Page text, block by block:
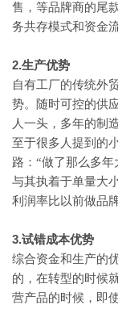
售，等品牌商的尾
务共存模式和资金
2.生产优势
自有工厂的传统外
势。随时可控的供
人一头，多年的制
至于很多人提到的
路： “做了那么多年
与其执着于单量大
利润率比以前做品
3.试错成本优势
综合资金和生产的
的，在转型的时候
营产品的时候，即